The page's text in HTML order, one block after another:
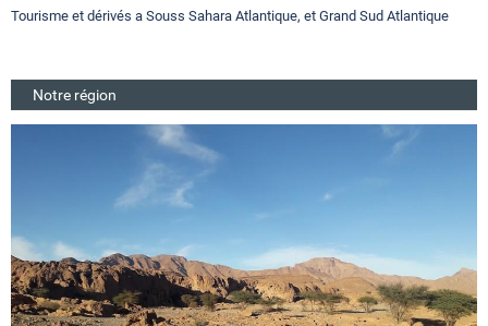
Tourisme et dérivés a Souss Sahara Atlantique, et Grand Sud Atlantique
Notre région